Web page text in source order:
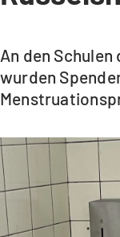
An den
wurden